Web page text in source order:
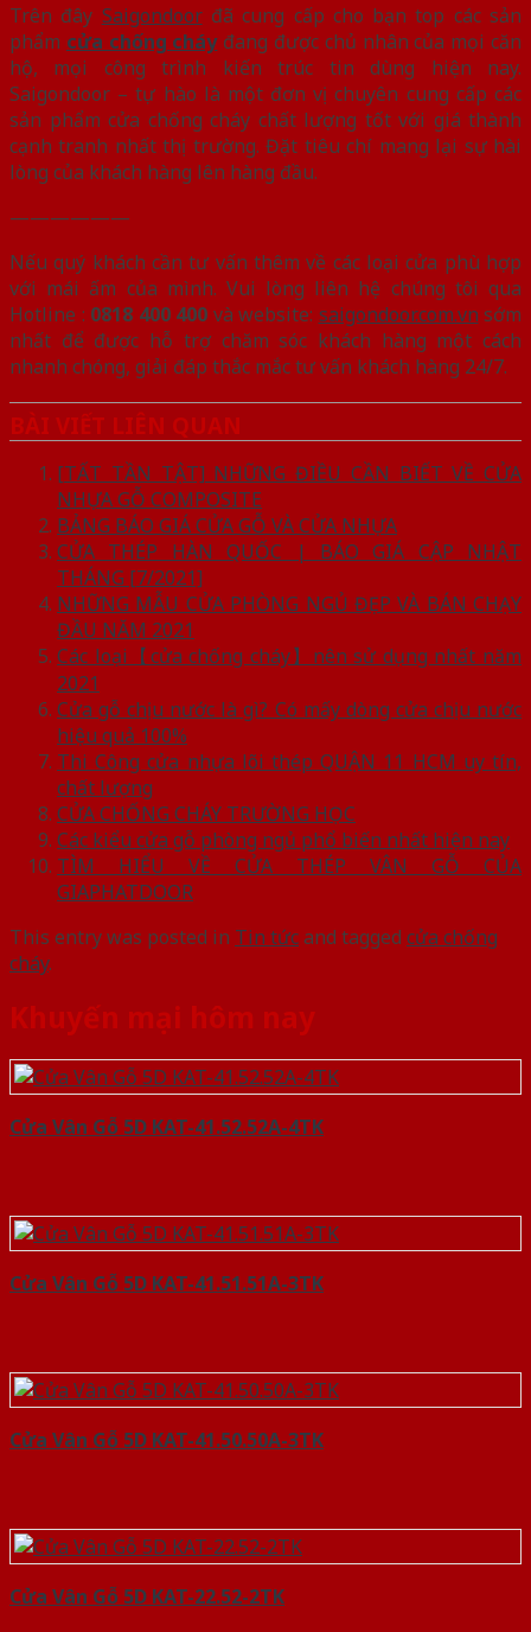
Trên đây Saigondoorđã cung cấp cho bạn top các sản
phẩm cửa chống cháyđang được chủ nhân của mọi căn
hộ, mọi công trình kiến trúc tin dùng hiện nay.
Saigondoor – tự hào là một đơn vị chuyên cung cấp các
sản phẩm cửa chống cháy chất lượng tốt với giá thành
cạnh tranh nhất thị trường. Đặt tiêu chí mang lại sự hài
lòng của khách hàng lên hàng đầu.
——————
Nếu quý khách cần tư vấn thêm về các loại cửa phù hợp
với mái ấm của mình. Vui lòng liên hệ chúng tôi qua
Hotline : 0818 400 400 và website: saigondoor.com.vn sớm
nhất để được hỗ trợ chăm sóc khách hàng một cách
nhanh chóng, giải đáp thắc mắc tư vấn khách hàng 24/7.
BÀI VIẾT LIÊN QUAN
[TẤT TẦN TẬT] NHỮNG ĐIỀU CẦN BIẾT VỀ CỬA
NHỰA GỖ COMPOSITE
BẢNG BÁO GIÁ CỬA GỖ VÀ CỬA NHỰA
CỬA THÉP HÀN QUỐC | BÁO GIÁ CẬP NHẬT
THÁNG [7/2021]
NHỮNG MẪU CỬA PHÒNG NGỦ ĐẸP VÀ BÁN CHẠY
ĐẦU NĂM 2021
Các loại【cửa chống cháy】nên sử dụng nhất năm
2021
Cửa gỗ chịu nước là gì? Có mấy dòng cửa chịu nước
hiệu quả 100%
Thi Công cửa nhựa lõi thép QUẬN 11 HCM uy tín,
chất lượng
CỬA CHỐNG CHÁY TRƯỜNG HỌC
Các kiểu cửa gỗ phòng ngủ phổ biến nhất hiện nay
TÌM HIỂU VỀ CỬA THÉP VÂN GỖ CỦA
GIAPHATDOOR
This entry was posted in Tin tứcand tagged cửa chống
cháy.
Khuyến mại hôm nay
Cửa Vân Gỗ 5D KAT-41.52.52A-4TK
Cửa Vân Gỗ 5D KAT-41.51.51A-3TK
Cửa Vân Gỗ 5D KAT-41.50.50A-3TK
Cửa Vân Gỗ 5D KAT-22.52-2TK